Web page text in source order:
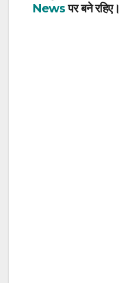
Newsपर बने रहिए।